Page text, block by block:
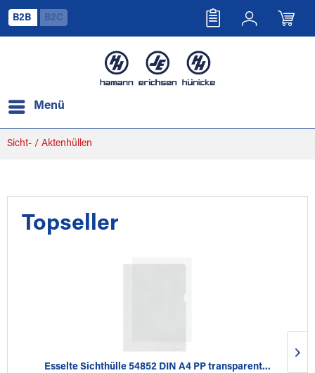
B2B B2C
Menü
Sicht- / Aktenhüllen
Topseller
Esselte Sichthülle 54852 DIN A4 PP transparent...